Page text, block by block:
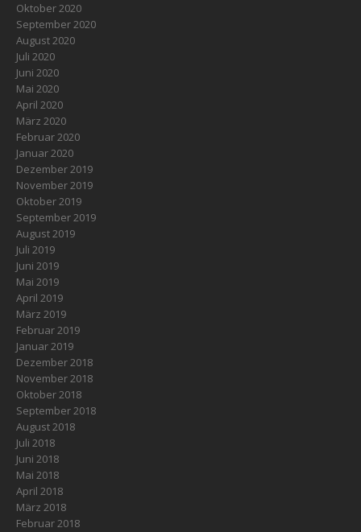
Oktober 2020
September 2020
August 2020
Juli 2020
Juni 2020
Mai 2020
April 2020
März 2020
Februar 2020
Januar 2020
Dezember 2019
November 2019
Oktober 2019
September 2019
August 2019
Juli 2019
Juni 2019
Mai 2019
April 2019
März 2019
Februar 2019
Januar 2019
Dezember 2018
November 2018
Oktober 2018
September 2018
August 2018
Juli 2018
Juni 2018
Mai 2018
April 2018
März 2018
Februar 2018